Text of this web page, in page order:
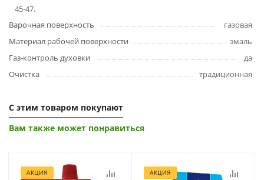
45-47.
Варочная поверхность
газовая
Материал рабочей поверхности
эмаль
Газ-контроль духовки
да
Очистка
традиционная
С этим товаром покупают
Вам также может понравиться
АКЦИЯ
АКЦИЯ